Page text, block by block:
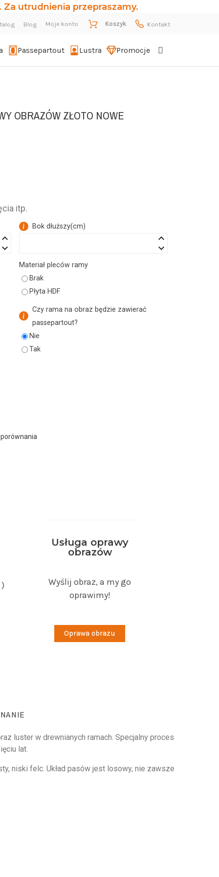
utrudnienia przepraszamy.
Blog Moje konto Koszyk Kontakt
Passepartout Lustra Promocje
OBRAZÓW ZŁOTO NOWE
itp.
Bok dłuższy(cm)
keyboard_arrow_up
keyboard_arrow_down
Materiał pleców ramy
Brak
Płyta HDF
Czy rama na obraz będzie zawierać
passepartout?
Nie
Tak
Usługa oprawy
obrazów
Wyślij obraz, a my go
oprawimy!
Oprawa obrazu
luster w drewnianych ramach. Specjalny proces
lat.
niski felc. Układ pasów jest losowy, nie zawsze